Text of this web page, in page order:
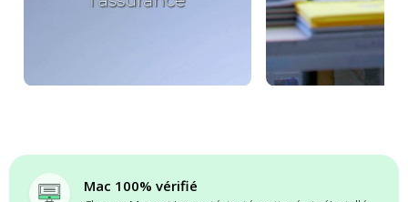
Mac 100% vérifié